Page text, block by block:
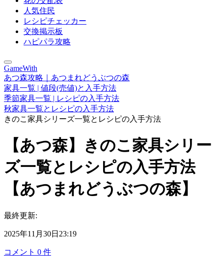
人気住民
レシピチェッカー
交換掲示板
ハピパラ攻略
GameWith
あつ森攻略｜あつまれどうぶつの森
家具一覧 | 値段(売値)と入手方法
季節家具一覧 | レシピの入手方法
秋家具一覧とレシピの入手方法
きのこ家具シリーズ一覧とレシピの入手方法
【あつ森】きのこ家具シリー
ズ一覧とレシピの入手方法
【あつまれどうぶつの森】
最終更新:
2025年11月30日23:19
コメント 0 件